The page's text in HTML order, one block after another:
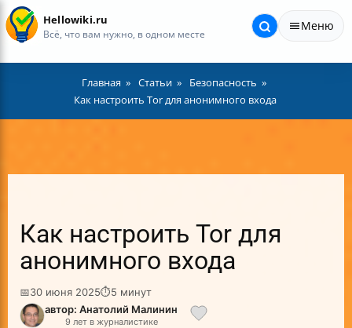
Hellowiki.ru
Всё, что вам нужно, в одном месте
Меню
Главная Статьи
Безопасность
Как настроить Tor для анонимного входа
Как настроить Tor для
анонимного входа
📅30 июня 2025⏱5 минут
автор: Анатолий Малинин
9 лет в журналистике